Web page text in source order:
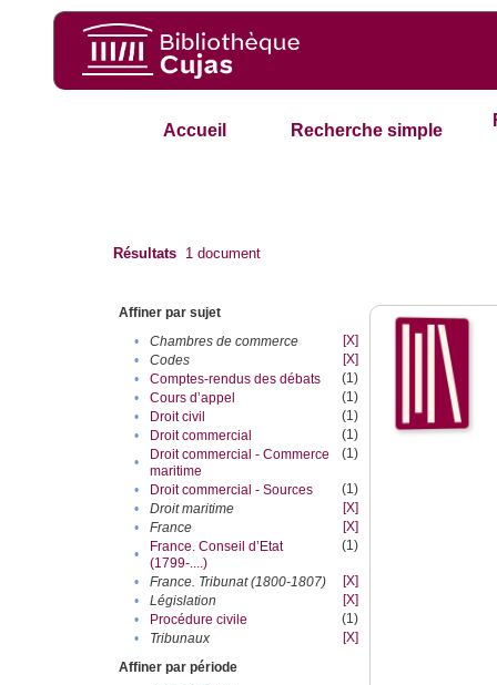
Accueil Recherche simple
Résultats 1 document
Affiner par sujet
•
Chambres de commerce
[X]
•
Codes
[X]
•
Comptes-rendus des débats
(1)
•
Cours d’appel
(1)
•
Droit civil
(1)
•
Droit commercial
(1)
•
Droit commercial - Commerce
maritime
(1)
• Droit commercial - Sources
(1)
•
Droit maritime
[X]
•
France
[X]
•
France. Conseil d’Etat
(1799-....)
(1)
• France. Tribunat (1800-1807)
[X]
•
Législation
[X]
•
Procédure civile
(1)
•
Tribunaux
[X]
Affiner par période